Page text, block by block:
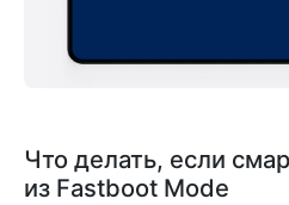
Что делать, если
из Fastboot Mode